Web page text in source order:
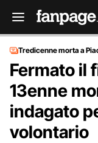
Tredicenne morta a
Fermato il
13enne
indagato
volontario